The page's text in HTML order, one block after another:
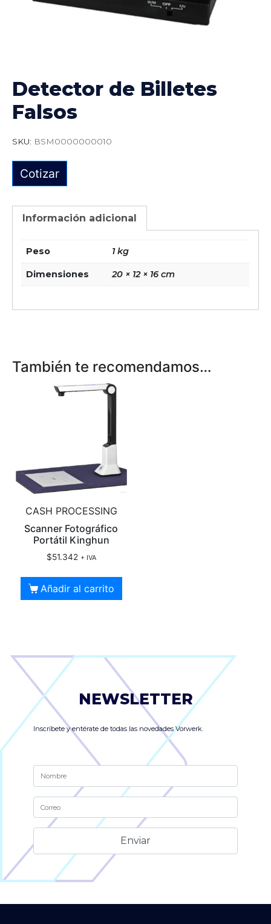
Detector de Billetes
Falsos
SKU: BSM0000000010
Cotizar
Información adicional
Peso 1 kg
Dimensiones 20 × 12 × 16 cm
También te recomendamos…
CASH PROCESSING
Scanner Fotográfico
Portátil Kinghun
$51.342 + IVA
Añadir al carrito
NEWSLETTER
Inscríbete y entérate de todas las novedades Vorwerk.
Alternative: